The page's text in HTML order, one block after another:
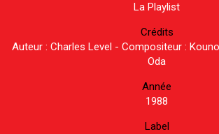
La Playlist
Crédits
Auteur : Charles Level - Compositeur :
Oda
Année
1988
Label